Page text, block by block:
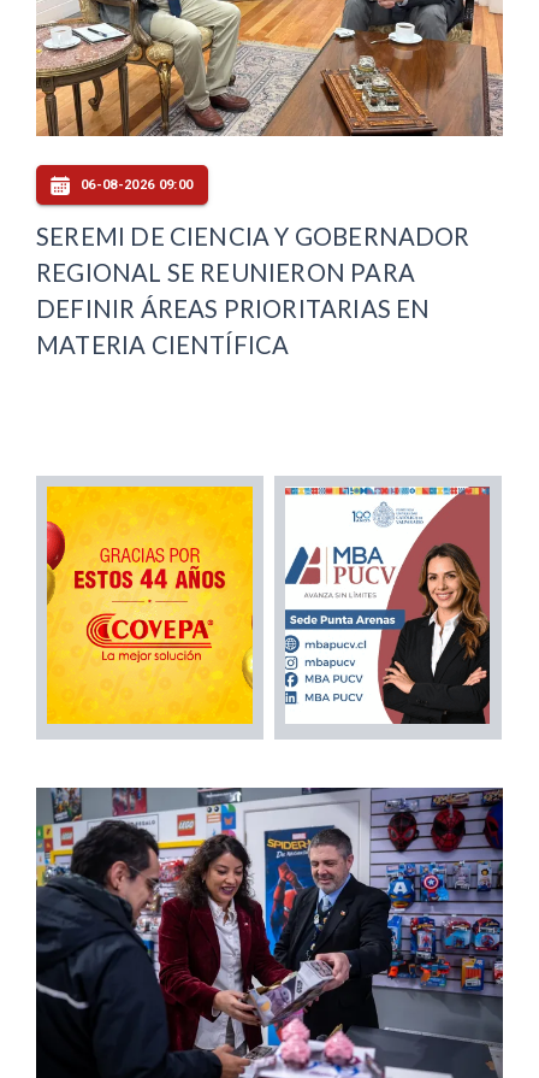
06-08-2026 09:00
SEREMI DE CIENCIA Y GOBERNADOR
REGIONAL SE REUNIERON PARA
DEFINIR ÁREAS PRIORITARIAS EN
MATERIA CIENTÍFICA